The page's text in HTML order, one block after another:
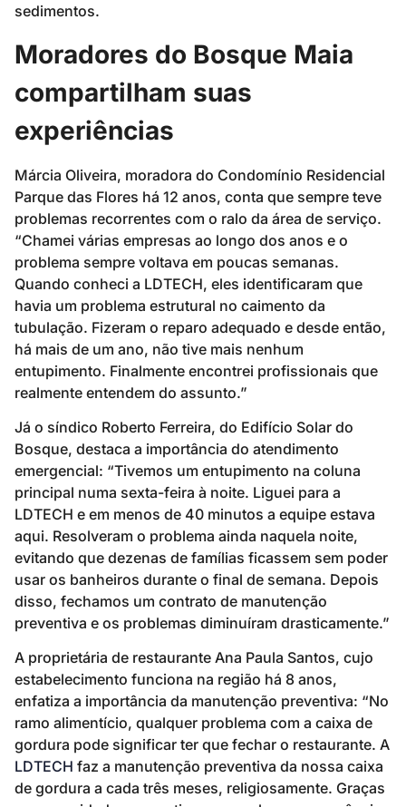
sedimentos.
Moradores do Bosque Maia
compartilham suas
experiências
Márcia Oliveira, moradora do Condomínio Residencial
Parque das Flores há 12 anos, conta que sempre teve
problemas recorrentes com o ralo da área de serviço.
“Chamei várias empresas ao longo dos anos e o
problema sempre voltava em poucas semanas.
Quando conheci a LDTECH, eles identificaram que
havia um problema estrutural no caimento da
tubulação. Fizeram o reparo adequado e desde então,
há mais de um ano, não tive mais nenhum
entupimento. Finalmente encontrei profissionais que
realmente entendem do assunto.”
Já o síndico Roberto Ferreira, do Edifício Solar do
Bosque, destaca a importância do atendimento
emergencial: “Tivemos um entupimento na coluna
principal numa sexta-feira à noite. Liguei para a
LDTECH e em menos de 40 minutos a equipe estava
aqui. Resolveram o problema ainda naquela noite,
evitando que dezenas de famílias ficassem sem poder
usar os banheiros durante o final de semana. Depois
disso, fechamos um contrato de manutenção
preventiva e os problemas diminuíram drasticamente.”
A proprietária de restaurante Ana Paula Santos, cujo
estabelecimento funciona na região há 8 anos,
enfatiza a importância da manutenção preventiva: “No
ramo alimentício, qualquer problema com a caixa de
gordura pode significar ter que fechar o restaurante. A
LDTECH faz a manutenção preventiva da nossa caixa
de gordura a cada três meses, religiosamente. Graças